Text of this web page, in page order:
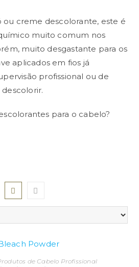
ou creme descolorante, este é
muito comum nos
muito desgastante para os
aplicados em fios já
profissional ou de
para o cabelo?
Vs Creme
pó descolorante junto com o
em duas mechas de cabelo,
Ambos com 40
quantidade de produtos.
de Cabelo Profissional